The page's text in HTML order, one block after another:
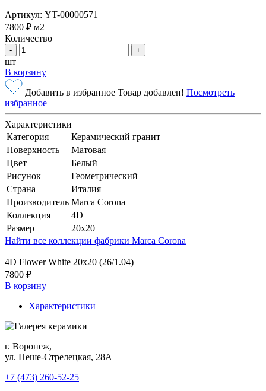
Артикул: YT-00000571
7800 ₽ м2
Количество
- +
шт
В корзину
Добавить в избранное Товар добавлен! Посмотреть
избранное
Характеристики
Категория
Керамический гранит
Поверхность
Матовая
Цвет
Белый
Рисунок
Геометрический
Страна
Италия
Производитель Marca Corona
Коллекция
4D
Размер
20x20
Найти все коллекции фабрики Marca Corona
4D Flower White 20х20 (26/1.04)
7800 ₽
В корзину
Характеристики
г. Воронеж,
ул. Пеше-Cтрелецкая, 28А
+7 (473) 260-52-25